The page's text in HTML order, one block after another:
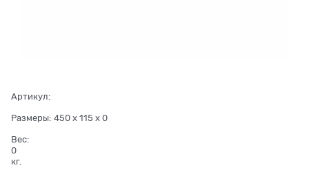
Артикул:
Размеры: 450 x 115 x 0
Вес:
0
кг.